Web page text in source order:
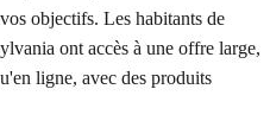
objectifs. Les habitants de
ont accès à une offre large,
ligne, avec des produits